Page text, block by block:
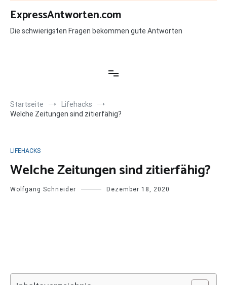
Zum
Inhalt
springen
ExpressAntworten.com
Die schwierigsten Fragen bekommen gute Antworten
Startseite
Lifehacks
Welche Zeitungen sind zitierfähig?
LIFEHACKS
Welche Zeitungen sind zitierfähig?
Wolfgang Schneider Dezember 18, 2020